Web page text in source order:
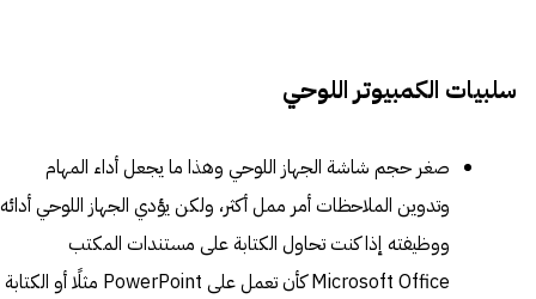
سلبيات الكمبيوتر اللوحي
صغر حجم شاشة الجهاز اللوحي وهذا ما يجعل أداء المهام
وتدوين الملاحظات أمر ممل أكثر، ولكن يؤدي الجهاز اللوحي أدائه
ووظيفته إذا كنت تحاول الكتابة على مستندات المكتب
Microsoft Office كأن تعمل على PowerPoint مثلًا أو الكتابة